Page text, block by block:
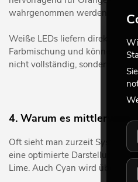
wahrgenommen werden.
Weiße LEDs liefern direkt
Farbmischung und können
nicht vollständig, sondern
4. Warum es
Oft sieht man zurzeit Systeme,
eine optimierte Darstellung von
Lime. Auch Cyan wird über